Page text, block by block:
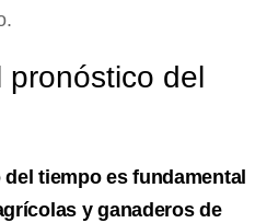
del
tiempo es fundamental
y ganaderos de